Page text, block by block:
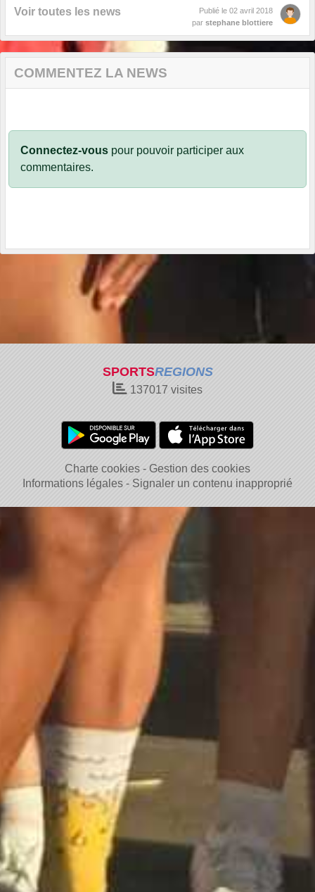
Voir toutes les news Publié le 02 avril 2018
par stephane blottiere
COMMENTEZ LA NEWS
Connectez-vous pour pouvoir participer aux
commentaires.
SPORTSREGIONS
137017 visites
Charte cookies
Gestion des cookies
Informations légales
Signaler un contenu inapproprié